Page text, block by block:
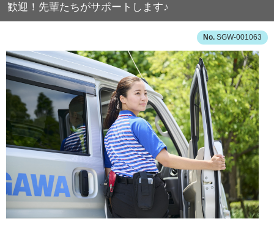
歓迎！先輩たちがサポートします♪
SGW-001063